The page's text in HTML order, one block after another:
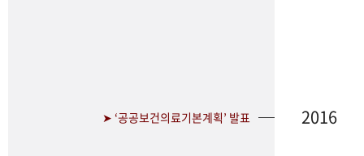
➤ ‘공공보건의료기본계획’ 발표 2016